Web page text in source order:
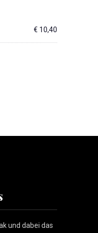
€ 10,40
und dabei das